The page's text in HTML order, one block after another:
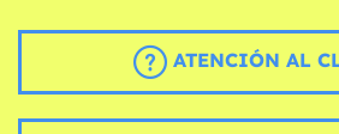
ATENCIÓN AL